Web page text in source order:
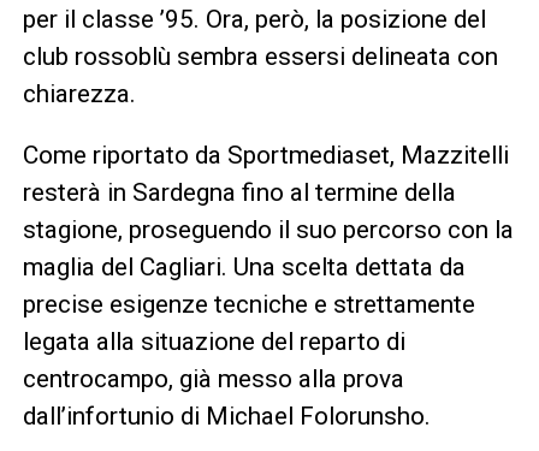
per il classe ’95. Ora, però, la posizione del
club rossoblù sembra essersi delineata con
chiarezza.
Come riportato da Sportmediaset, Mazzitelli
resterà in Sardegna fino al termine della
stagione, proseguendo il suo percorso con la
maglia del Cagliari. Una scelta dettata da
precise esigenze tecniche e strettamente
legata alla situazione del reparto di
centrocampo, già messo alla prova
dall’infortunio di Michael Folorunsho.